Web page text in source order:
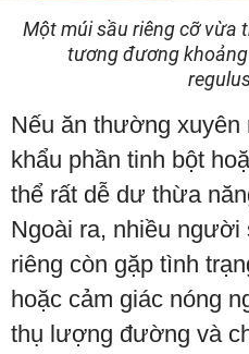
Một múi sầu riêng cỡ vừa
tương đương
Nếu ăn thường xuyên
khẩu phần tinh bột
thể rất dễ dư thừa
Ngoài ra, nhiều người
riêng còn gặp tình
hoặc cảm giác nóng
thụ lượng đường và